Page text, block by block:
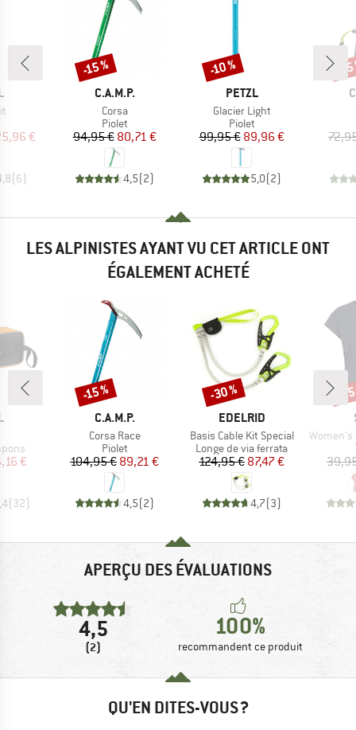
réduit
€
(6)
MARQUE
C.A.M.P.
Article
Corsa
Product group
Piolet
Prix
94,95 €Prix réduit
80,71 €
4,5(2)
Remise
-15 %
MARQUE
PETZL
Article
Glacier Light
Product group
Piolet
Prix
99,95 €Prix réduit
89,96 €
5,0(2)
Remise
-10 % -
LES ALPINISTES AYANT VU CET ARTICLE ONT
ÉGALEMENT ACHETÉ
réduit
€
(32)
MARQUE
C.A.M.P.
Article
Corsa Race
Product group
Piolet
Prix
104,95 €Prix réduit
89,21 €
4,5(2)
Remise
-15 %
MARQUE
EDELRID
Article
Basis Cable Kit Special
Product group
Longe de via ferrata
Prix
124,95 €Prix réduit
87,47 €
4,7(3)
Remise
-30 %
Article
Women's
-
APERÇU DES ÉVALUATIONS
4,5
(2)
100%
recommandent ce produit
QU'EN DITES-VOUS ?